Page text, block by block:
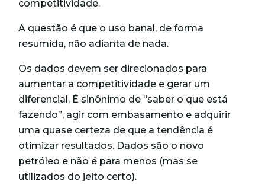
competitividade.
A questão é que o uso banal, de forma
resumida, não adianta de nada.
Os dados devem ser direcionados para
aumentar a competitividade e gerar um
diferencial. É sinônimo de “saber o que está
fazendo”, agir com embasamento e adquirir
uma quase certeza de que a tendência é
otimizar resultados. Dados são o novo
petróleo e não é para menos (mas se
utilizados do jeito certo).